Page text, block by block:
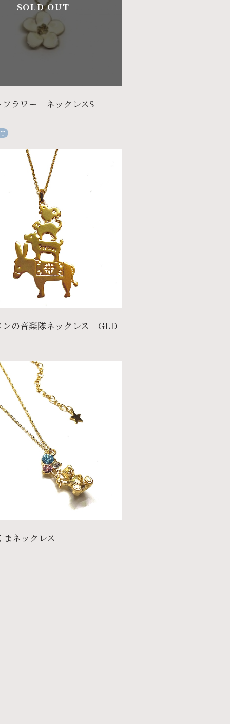
SOLD OUT
フラワー ネックレスS
ンの音楽隊ネックレス GLD
まネックレス